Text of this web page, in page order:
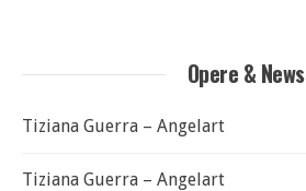
Opere & News
Tiziana Guerra – Angelart
Tiziana Guerra – Angelart